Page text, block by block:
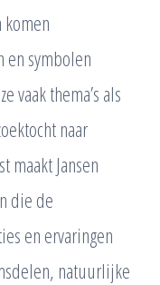
komen
symbolen
vaak thema’s als
naar
maakt Jansen
die de
en ervaringen
natuurlijke